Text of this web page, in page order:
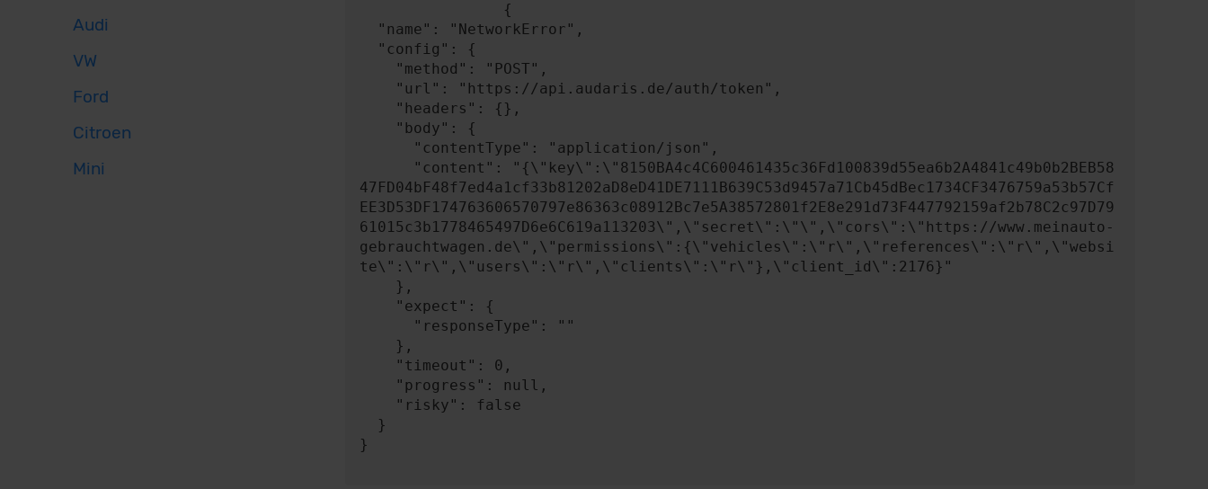
Audi
VW
Ford
Citroen
Mini
47FD04bF48f7ed4a1cf33b81202aD8eD41DE7111B639C53d9457a71Cb45dBec1734CF3476759a53b57Cf
EE3D53DF174763606570797e86363c08912Bc7e5A38572801f2E8e291d73F447792159af2b78C2c97D79
61015c3b1778465497D6e6C619a113203\",\"secret\":\"\",\"cors\":\"https://www.meinauto-
gebrauchtwagen.de\",\"permissions\":{\"vehicles\":\"r\",\"references\":\"r\",\"websi
te\":\"r\",\"users\":\"r\",\"clients\":\"r\"},\"client_id\":2176}"
}